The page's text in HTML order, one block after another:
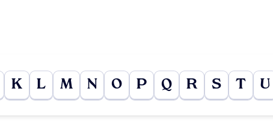
K L M N O P Q R S T U